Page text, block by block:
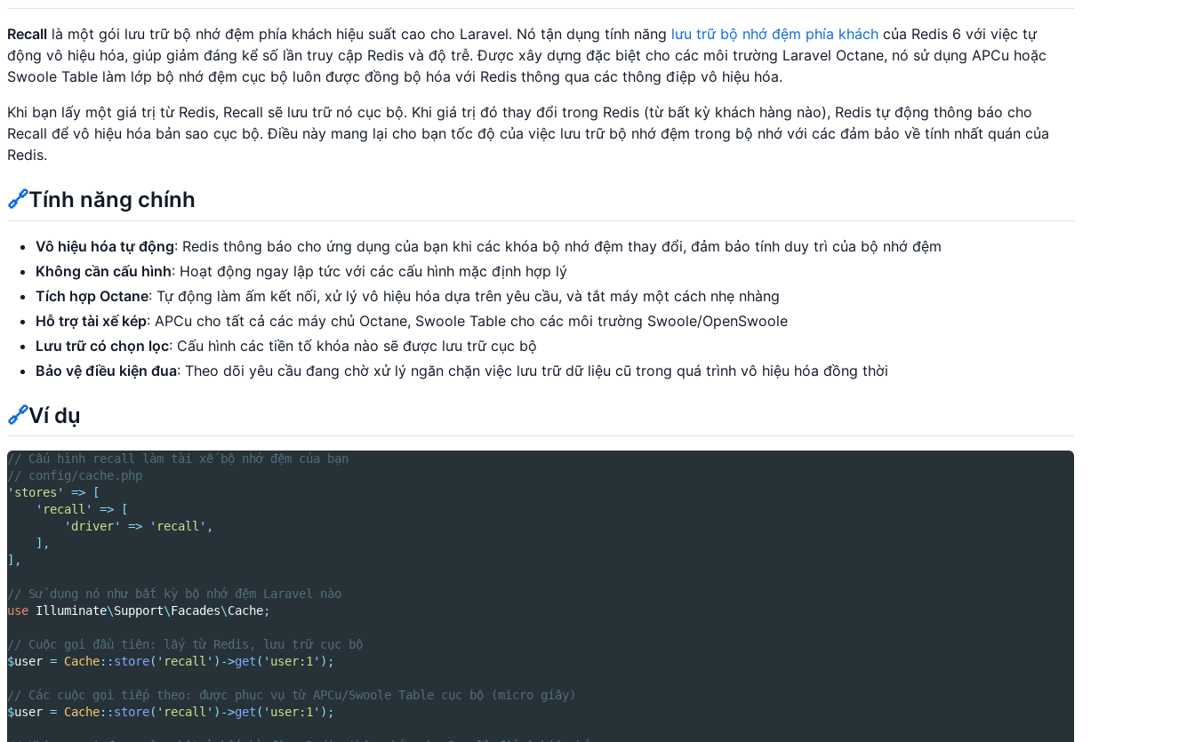
Recall là một gói lưu trữ bộ nhớ đệm phía khách hiệu suất cao cho Laravel. Nó tận dụng tính năng lưu trữ bộ nhớ đệm phía khách của Redis 6 với việc tự
động vô hiệu hóa, giúp giảm đáng kể số lần truy cập Redis và độ trễ. Được xây dựng đặc biệt cho các môi trường Laravel Octane, nó sử dụng APCu hoặc
Swoole Table làm lớp bộ nhớ đệm cục bộ luôn được đồng bộ hóa với Redis thông qua các thông điệp vô hiệu hóa.
Khi bạn lấy một giá trị từ Redis, Recall sẽ lưu trữ nó cục bộ. Khi giá trị đó thay đổi trong Redis (từ bất kỳ khách hàng nào), Redis tự động thông báo cho
Recall để vô hiệu hóa bản sao cục bộ. Điều này mang lại cho bạn tốc độ của việc lưu trữ bộ nhớ đệm trong bộ nhớ với các đảm bảo về tính nhất quán của
Redis.
🔗Tính năng chính
Vô hiệu hóa tự động: Redis thông báo cho ứng dụng của bạn khi các khóa bộ nhớ đệm thay đổi, đảm bảo tính duy trì của bộ nhớ đệm
Không cần cấu hình: Hoạt động ngay lập tức với các cấu hình mặc định hợp lý
Tích hợp Octane: Tự động làm ấm kết nối, xử lý vô hiệu hóa dựa trên yêu cầu, và tắt máy một cách nhẹ nhàng
Hỗ trợ tài xế kép: APCu cho tất cả các máy chủ Octane, Swoole Table cho các môi trường Swoole/OpenSwoole
Lưu trữ có chọn lọc: Cấu hình các tiền tố khóa nào sẽ được lưu trữ cục bộ
Bảo vệ điều kiện đua: Theo dõi yêu cầu đang chờ xử lý ngăn chặn việc lưu trữ dữ liệu cũ trong quá trình vô hiệu hóa đồng thời
🔗Ví dụ
// Cấu hình recall làm tài xế bộ nhớ đệm của bạn
// config/cache.php
' stores ' =>
[
' recall ' =>
[
' driver' => ' recall ' ,
],
],
// Sử dụng nó như bất kỳ bộ nhớ đệm Laravel nào
use Illuminate\Support\Facades\Cache;
// Cuộc gọi đầu tiên: lấy từ Redis, lưu trữ cục bộ
$user = Cache:: store( ' recall ' )->get ( ' user:1 ' );
// Các cuộc gọi tiếp theo: được phục vụ từ APCu/Swoole Table cục bộ (micro giây)
$user = Cache:: store( ' recall ' )->get ( ' user:1 ' );